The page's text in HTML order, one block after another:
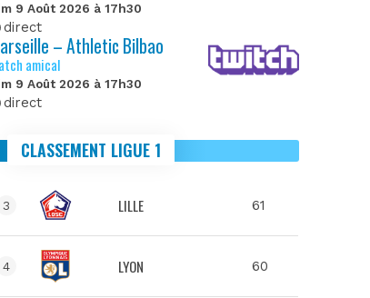
9 Août 2026 à 17h30
direct
– Athletic Bilbao
amical
9 Août 2026 à 17h30
direct
CLASSEMENT LIGUE 1
3 LILLE 61
4 LYON 60